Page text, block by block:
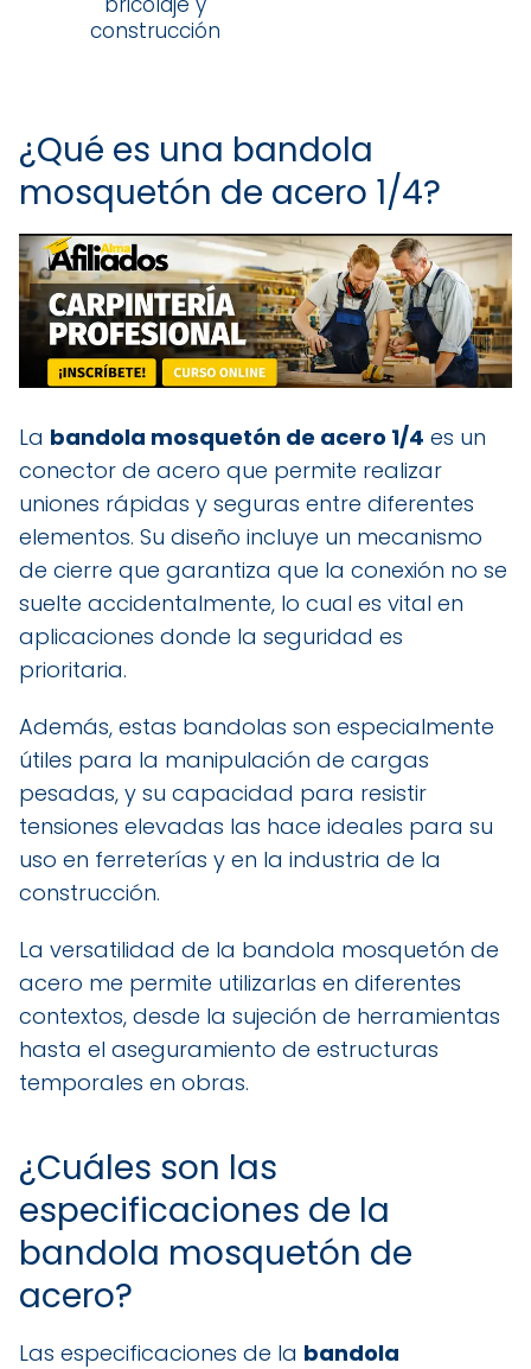
construcción
¿Qué es una bandola
mosquetón de acero 1/4?
La bandola mosquetón de acero 1/4 es un
conector de acero que permite realizar
uniones rápidas y seguras entre diferentes
elementos. Su diseño incluye un mecanismo
de cierre que garantiza que la conexión no se
suelte accidentalmente, lo cual es vital en
aplicaciones donde la seguridad es
prioritaria.
Además, estas bandolas son especialmente
útiles para la manipulación de cargas
pesadas, y su capacidad para resistir
tensiones elevadas las hace ideales para su
uso en ferreterías y en la industria de la
construcción.
La versatilidad de la bandola mosquetón de
acero me permite utilizarlas en diferentes
contextos, desde la sujeción de herramientas
hasta el aseguramiento de estructuras
temporales en obras.
¿Cuáles son las
especificaciones de la
bandola mosquetón de
acero?
Las especificaciones de la bandola